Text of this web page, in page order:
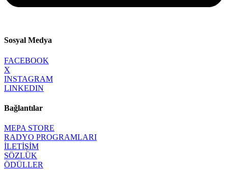
Sosyal Medya
FACEBOOK
X
INSTAGRAM
LINKEDIN
Bağlantılar
MEPA STORE
RADYO PROGRAMLARI
İLETİŞİM
SÖZLÜK
ÖDÜLLER